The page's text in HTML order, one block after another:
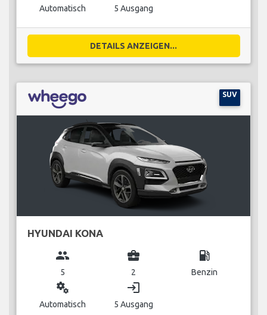
Automatisch 5 Ausgang
DETAILS ANZEIGEN...
SUV
HYUNDAI KONA
group
5
business_center
2
local_gas_station
Benzin
miscellaneous_services
Automatisch
login
5 Ausgang